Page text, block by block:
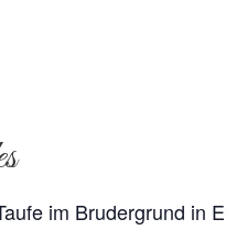
im Brudergrund in